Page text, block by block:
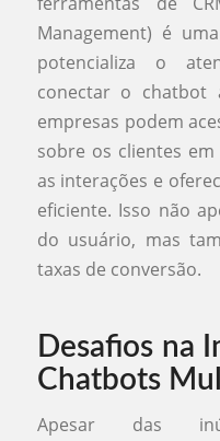
Management) é
potencializa o
conectar o chatbot
empresas podem
sobre os clientes
as interações e
eficiente. Isso não
do usuário, mas
taxas de conversão.
Desafios na
Chatbots
Apesar das